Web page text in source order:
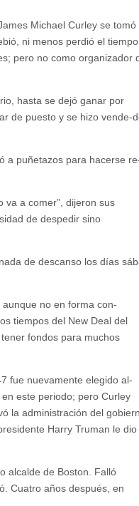
Michael Curley se tomó
ni menos perdió el tiempo
pero no como organizador
hasta se dejó ganar por
de puesto y se hizo vende-
a puñetazos para hacerse
va a comer”, dijeron sus
de despedir sino
de descanso los días
no en forma con-
tiempos del New Deal del
fondos para muchos
fue nuevamente elegido al-
este periodo; pero Curley
la administración del
Harry Truman le dio
alcalde de Boston. Falló
Cuatro años después, en